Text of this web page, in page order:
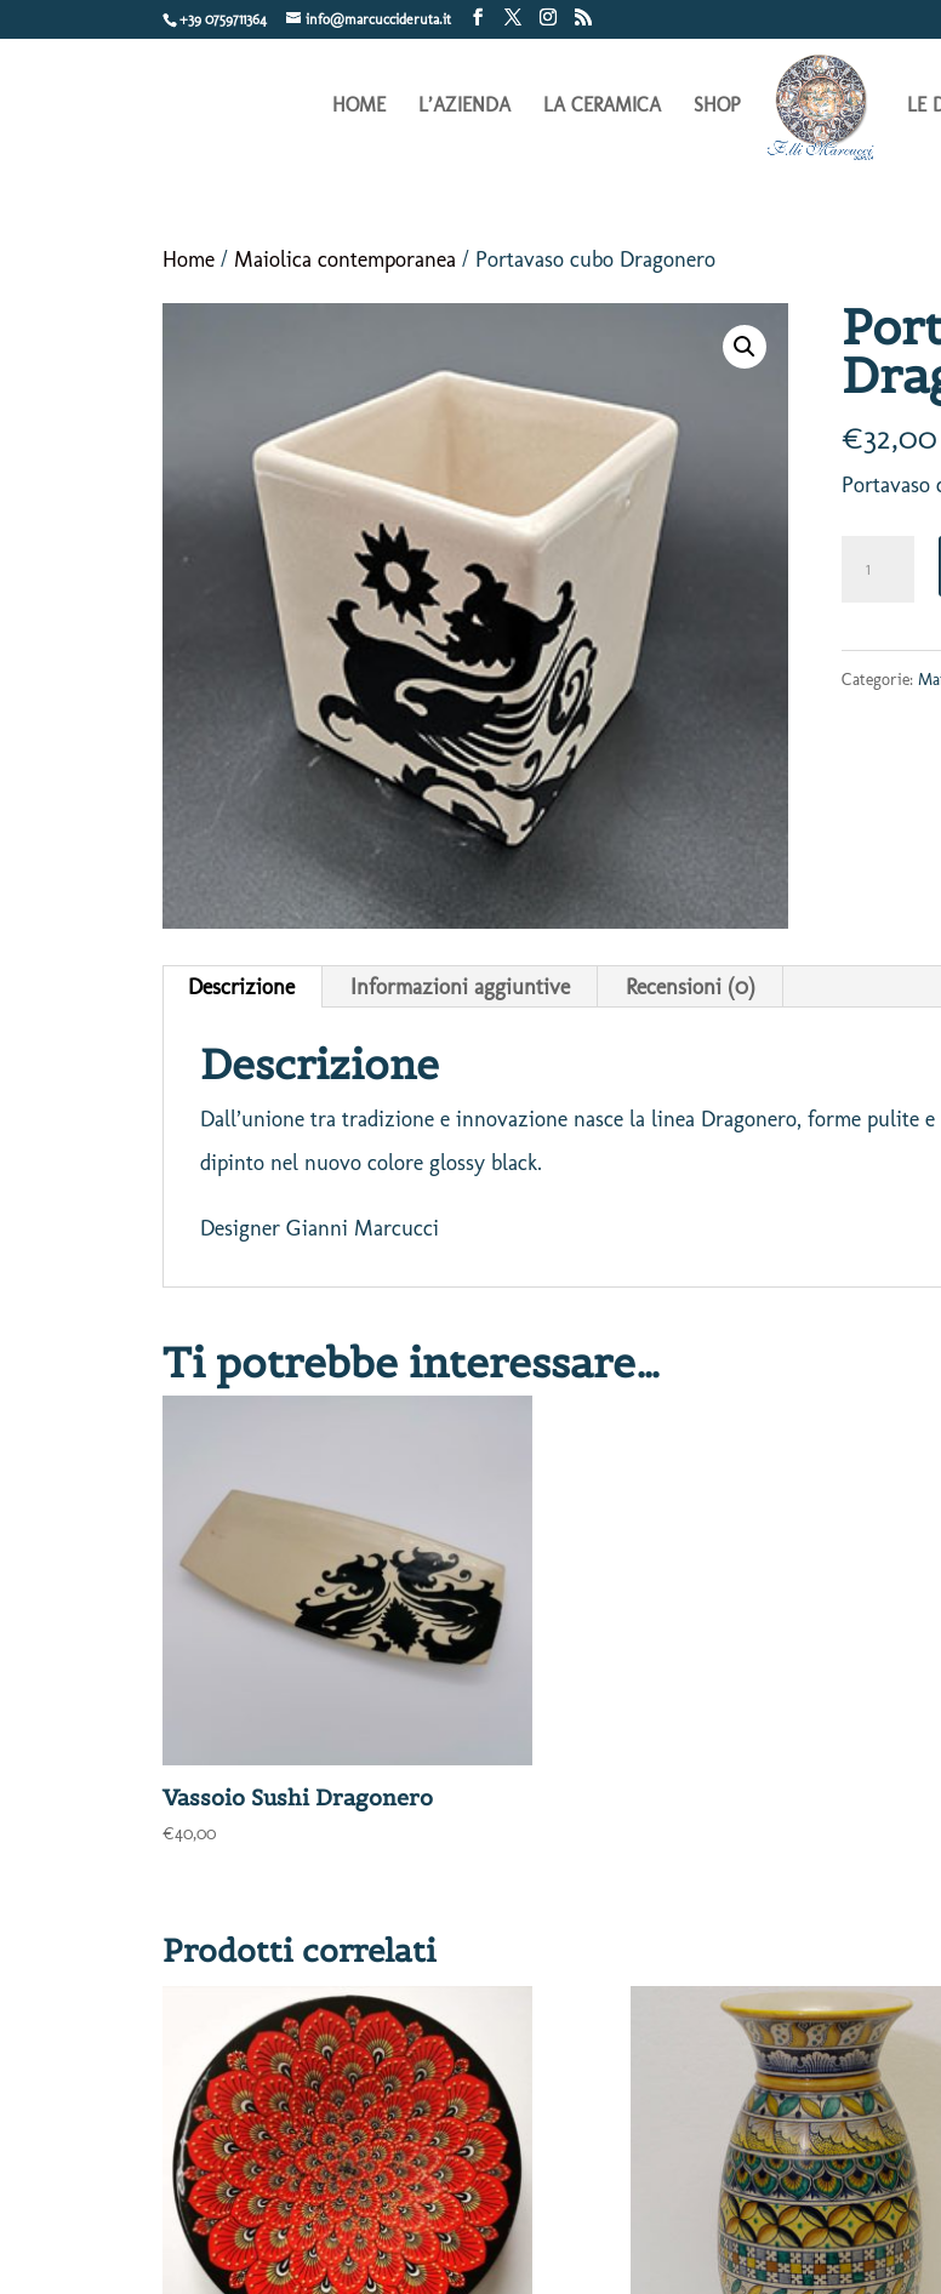
+39 0759711364 info@marcuccideruta.it
HOME L’AZIENDA LA CERAMICA SHOP LE
Home / Maiolica contemporanea / Portavaso cubo Dragonero
€32,00
Portavaso
Dragonero
quantità
Categorie:
Descrizione Informazioni aggiuntive Recensioni (0)
Descrizione
Dall’unione tra tradizione e innovazione nasce la linea Dragonero, forme pulite
dipinto nel nuovo colore glossy black.
Designer Gianni Marcucci
Ti potrebbe interessare…
Vassoio Sushi Dragonero
€40,00
Prodotti correlati